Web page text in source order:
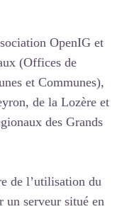
OpenIG et
(Offices de
et Communes),
de la Lozère et
des Grands
de l’utilisation du
un serveur situé en